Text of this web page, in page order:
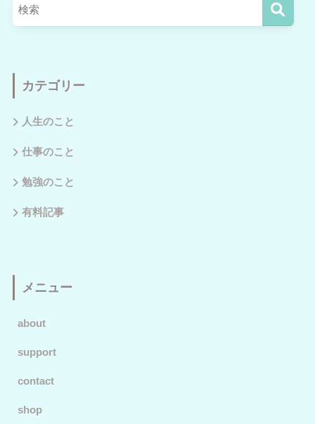
カテゴリー
人生のこと
仕事のこと
勉強のこと
有料記事
メニュー
about
support
contact
shop